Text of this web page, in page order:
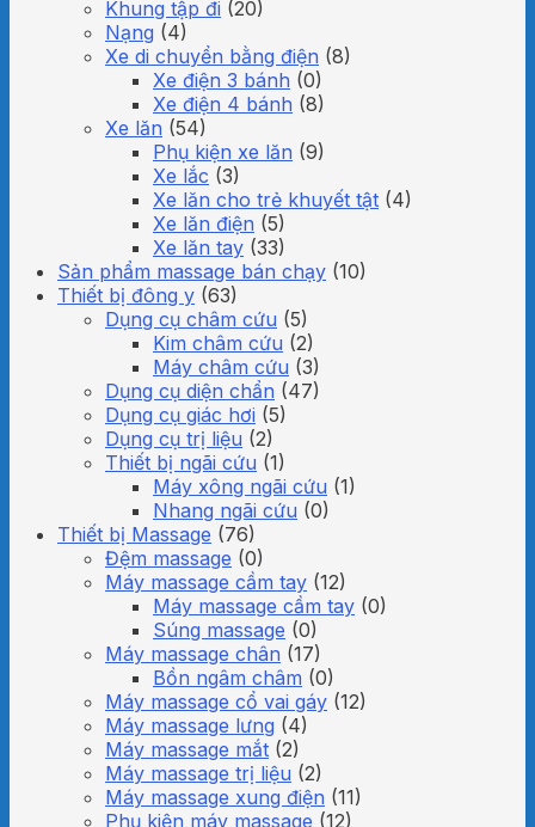
Khung tập đi (20)
Nạng (4)
Xe di chuyển bằng điện (8)
Xe điện 3 bánh (0)
Xe điện 4 bánh (8)
Xe lăn (54)
Phụ kiện xe lăn (9)
Xe lắc (3)
Xe lăn cho trẻ khuyết tật (4)
Xe lăn điện (5)
Xe lăn tay (33)
Sản phẩm massage bán chạy (10)
Thiết bị đông y (63)
Dụng cụ châm cứu (5)
Kim châm cứu (2)
Máy châm cứu (3)
Dụng cụ diện chẩn (47)
Dụng cụ giác hơi (5)
Dụng cụ trị liệu (2)
Thiết bị ngãi cứu (1)
Máy xông ngãi cứu (1)
Nhang ngãi cứu (0)
Thiết bị Massage (76)
Đệm massage (0)
Máy massage cầm tay (12)
Máy massage cầm tay (0)
Súng massage (0)
Máy massage chân (17)
Bồn ngâm châm (0)
Máy massage cổ vai gáy (12)
Máy massage lưng (4)
Máy massage mắt (2)
Máy massage trị liệu (2)
Máy massage xung điện (11)
Phụ kiện máy massage (12)